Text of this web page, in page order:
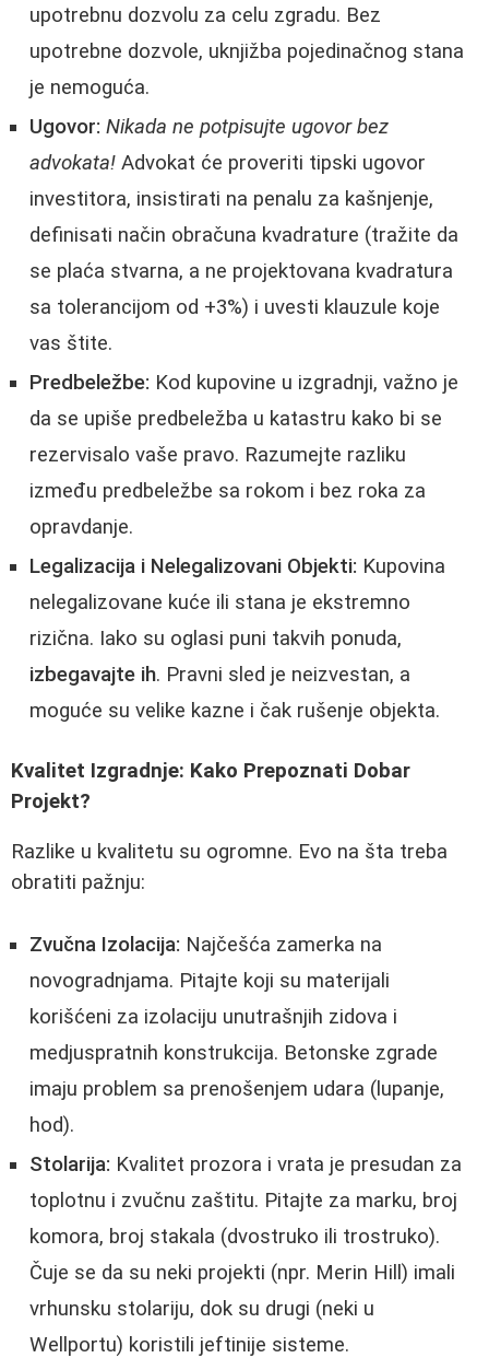
upotrebnu dozvolu za celu zgradu. Bez
upotrebne dozvole, uknjižba pojedinačnog stana
je nemoguća.
Ugovor: Nikada ne potpisujte ugovor bez
advokata! Advokat će proveriti tipski ugovor
investitora, insistirati na penalu za kašnjenje,
definisati način obračuna kvadrature (tražite da
se plaća stvarna, a ne projektovana kvadratura
sa tolerancijom od +3%) i uvesti klauzule koje
vas štite.
Predbeležbe: Kod kupovine u izgradnji, važno je
da se upiše predbeležba u katastru kako bi se
rezervisalo vaše pravo. Razumejte razliku
između predbeležbe sa rokom i bez roka za
opravdanje.
Legalizacija i Nelegalizovani Objekti: Kupovina
nelegalizovane kuće ili stana je ekstremno
rizična. Iako su oglasi puni takvih ponuda,
izbegavajte ih. Pravni sled je neizvestan, a
moguće su velike kazne i čak rušenje objekta.
Kvalitet Izgradnje: Kako Prepoznati Dobar
Projekt?
Razlike u kvalitetu su ogromne. Evo na šta treba
obratiti pažnju:
Zvučna Izolacija: Najčešća zamerka na
novogradnjama. Pitajte koji su materijali
korišćeni za izolaciju unutrašnjih zidova i
medjuspratnih konstrukcija. Betonske zgrade
imaju problem sa prenošenjem udara (lupanje,
hod).
Stolarija: Kvalitet prozora i vrata je presudan za
toplotnu i zvučnu zaštitu. Pitajte za marku, broj
komora, broj stakala (dvostruko ili trostruko).
Čuje se da su neki projekti (npr. Merin Hill) imali
vrhunsku stolariju, dok su drugi (neki u
Wellportu) koristili jeftinije sisteme.